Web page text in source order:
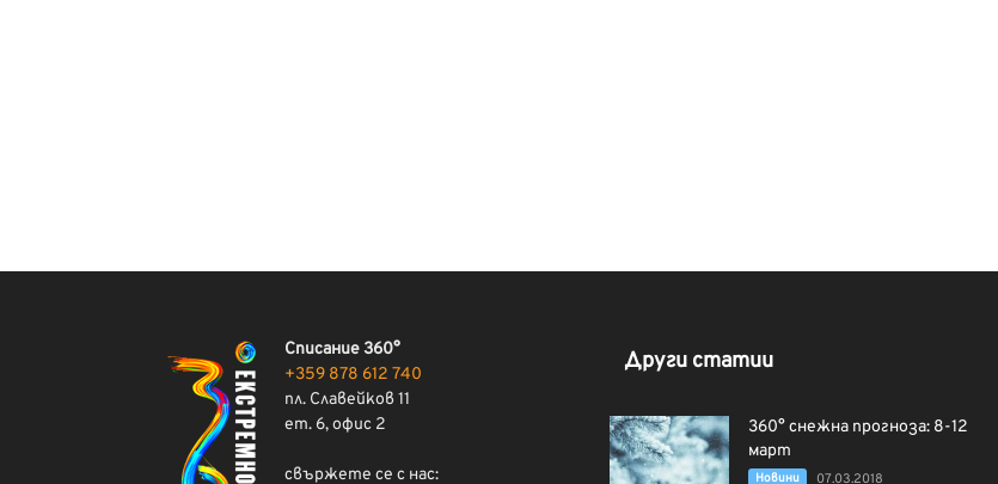
Списание 360°
+359 878 612 740
пл. Славейков 11
ет. 6, офис 2
свържете се с нас:
Други статии
360° снежна прогноза: 8-12
март
Новини 07.03.2018